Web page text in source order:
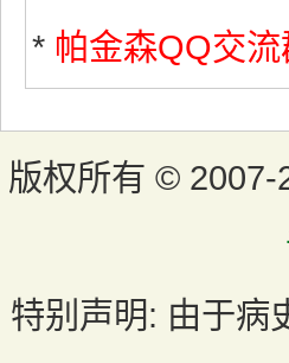
* 帕金森QQ交流
版权所有 © 2007-
特别声明: 由于病